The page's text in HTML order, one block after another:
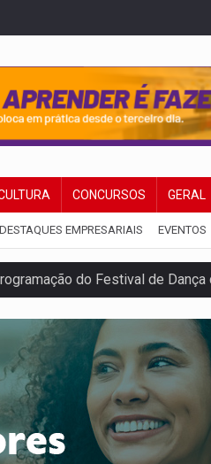
CONCURSOS GERAL
DESTAQUES EMPRESARIAIS EVENTOS
do Festival de
digitação' em declaração de
adicional de incentivo com
Eletrônico Nº 12/2026 - UASG
de drogas em fundo falso de
na promoção de dia dos Pais
na frente de comércio